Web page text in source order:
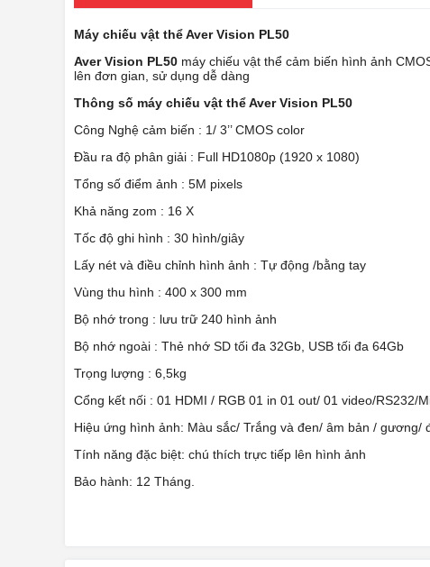
Máy chiếu vật thể Aver Vision PL50
Aver Vision PL50 máy chiếu vật thể cảm biến hình ảnh
lên đơn gian, sử dụng dễ dàng
Thông số máy chiếu vật thể Aver Vision PL50
Công Nghệ cảm biến : 1/ 3’’ CMOS color
Đầu ra độ phân giải : Full HD1080p (1920 x 1080)
Tổng số điểm ảnh : 5M pixels
Khả năng zom : 16 X
Tốc độ ghi hình : 30 hình/giây
Lấy nét và điều chỉnh hình ảnh : Tự động /bằng tay
Vùng thu hình : 400 x 300 mm
Bộ nhớ trong : lưu trữ 240 hình ảnh
Bộ nhớ ngoài : Thẻ nhớ SD tối đa 32Gb, USB tối đa 64Gb
Trọng lượng : 6,5kg
Cổng kết nối : 01 HDMI / RGB 01 in 01 out/ 01 video/RS232/
Hiệu ứng hình ảnh: Màu sắc/ Trắng và đen/ âm bản /
Tính năng đặc biệt: chú thích trực tiếp lên hình ảnh
Bảo hành: 12 Tháng.